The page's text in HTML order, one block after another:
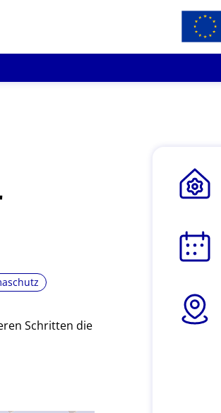
Schritten die